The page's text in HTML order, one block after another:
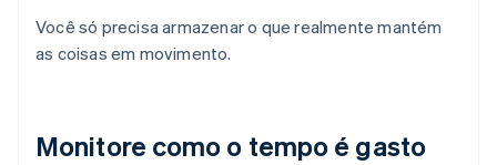
Você só precisa armazenar o que realmente mantém
as coisas em movimento.
Monitore como o tempo é gasto